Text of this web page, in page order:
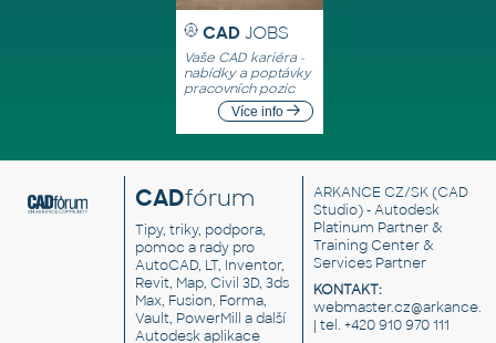
CAD JOBS
Vaše CAD kariéra -
nabídky a poptávky
pracovních pozic
Více info
CADfórum
Tipy, triky, podpora,
pomoc a rady pro
AutoCAD, LT, Inventor,
Revit, Map, Civil 3D, 3ds
Max, Fusion, Forma,
Vault, PowerMill a další
Autodesk aplikace
ARKANCE CZ/SK(CAD
Studio) - Autodesk
Platinum Partner &
Training Center &
Services Partner
KONTAKT:
| tel. +420 910 970 111